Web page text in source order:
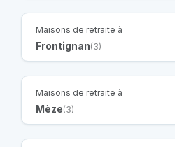
Maisons de retraite à
Frontignan(3)
Maisons de retraite à
Mèze(3)